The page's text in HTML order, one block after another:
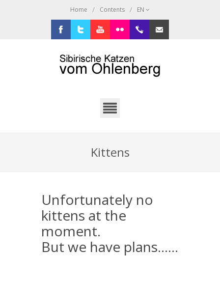
Home / Contents / EN
Kittens
Unfortunately no
kittens at the
moment.
But we have plans......